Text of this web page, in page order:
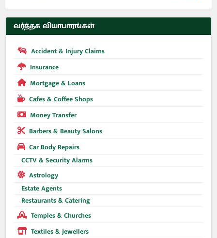
வர்த்தக வியாபாரங்கள்
Accident & Injury Claims
Insurance
Mortgage & Loans
Cafes & Coffee Shops
Money Transfer
Barbers & Beauty Salons
Car Body Repairs
CCTV & Security Alarms
Astrology
Estate Agents
Restaurants & Catering
Temples & Churches
Textiles & Jewellers